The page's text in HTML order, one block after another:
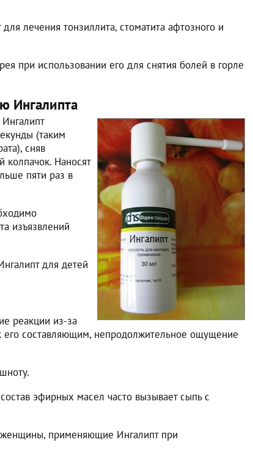
лечения тонзиллита, стоматита афтозного и
при использовании его для снятия болей в горле
Ингалипта
(таким
сняв
колпачок. Наносят
пяти раз в
изъязвлений
для детей
реакции из-за
его составляющим, непродолжительное ощущение
эфирных масел часто вызывает сыпь с
применяющие Ингалипт при